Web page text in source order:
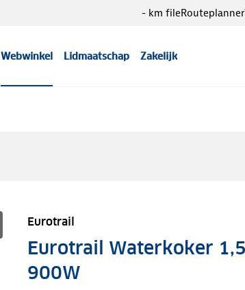
Webwinkel Lidmaatschap Zakelijk
- km fileRouteplanner
Eurotrail
Eurotrail Waterkoker
900W